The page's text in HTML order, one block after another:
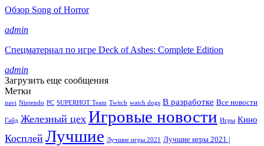
Обзор Song of Horror
admin
Спецматериал по игре Deck of Ashes: Complete Edition
admin
Загрузить еще сообщения
Метки
navi Nintendo PC SUPERHOT Team Twitch watch dogs В разработке Все новости
Гайд Железный цех Игровые новости Игры Кино
Косплей Лучшие Лучшие игры 2021
Лучшие игры 2021 |